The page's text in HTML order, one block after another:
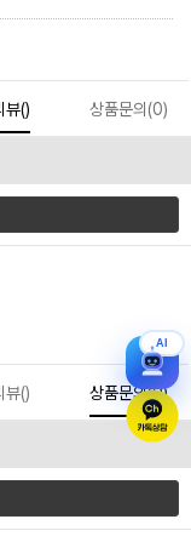
뷰() 상품문의(0)
뷰() 상품문의(0)
AI